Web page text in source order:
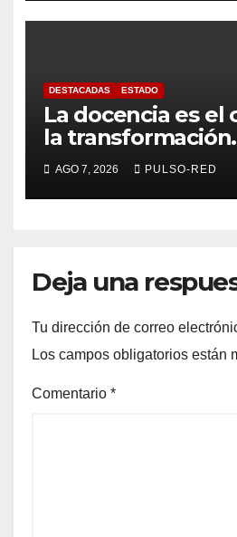
DESTACADAS ESTADO
La docencia es el
la transformación
universitaria:
UATx
AGO 7, 2026 PULSO-RED
Deja una
Tu dirección de correo
Los campos obligatorios están
Comentario *